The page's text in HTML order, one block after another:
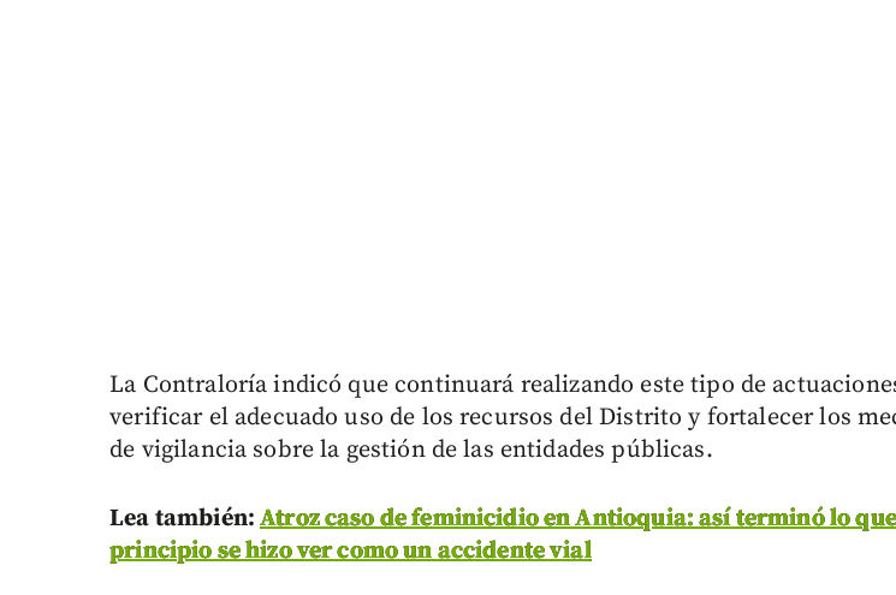
La Contraloría indicó que continuará realizando este tipo de
verificar el adecuado uso de los recursos del Distrito y fortalecer los
de vigilancia sobre la gestión de las entidades públicas.
Lea también:Atroz caso de feminicidio en Antioquia: así terminó lo
principio se hizo ver como un accidente vial